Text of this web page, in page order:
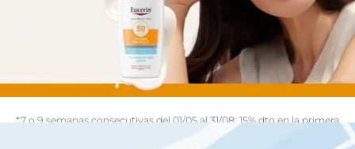
*7 o 9 semanas consecutivas del 01/05 al 31/08: 15% dto en la primera
unidad / 50% dto en la segunda unidad en solares.